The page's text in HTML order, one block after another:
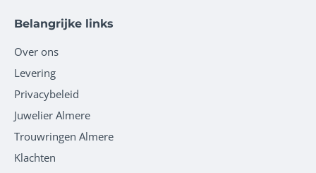
Belangrijke links
Over ons
Levering
Privacybeleid
Juwelier Almere
Trouwringen Almere
Klachten